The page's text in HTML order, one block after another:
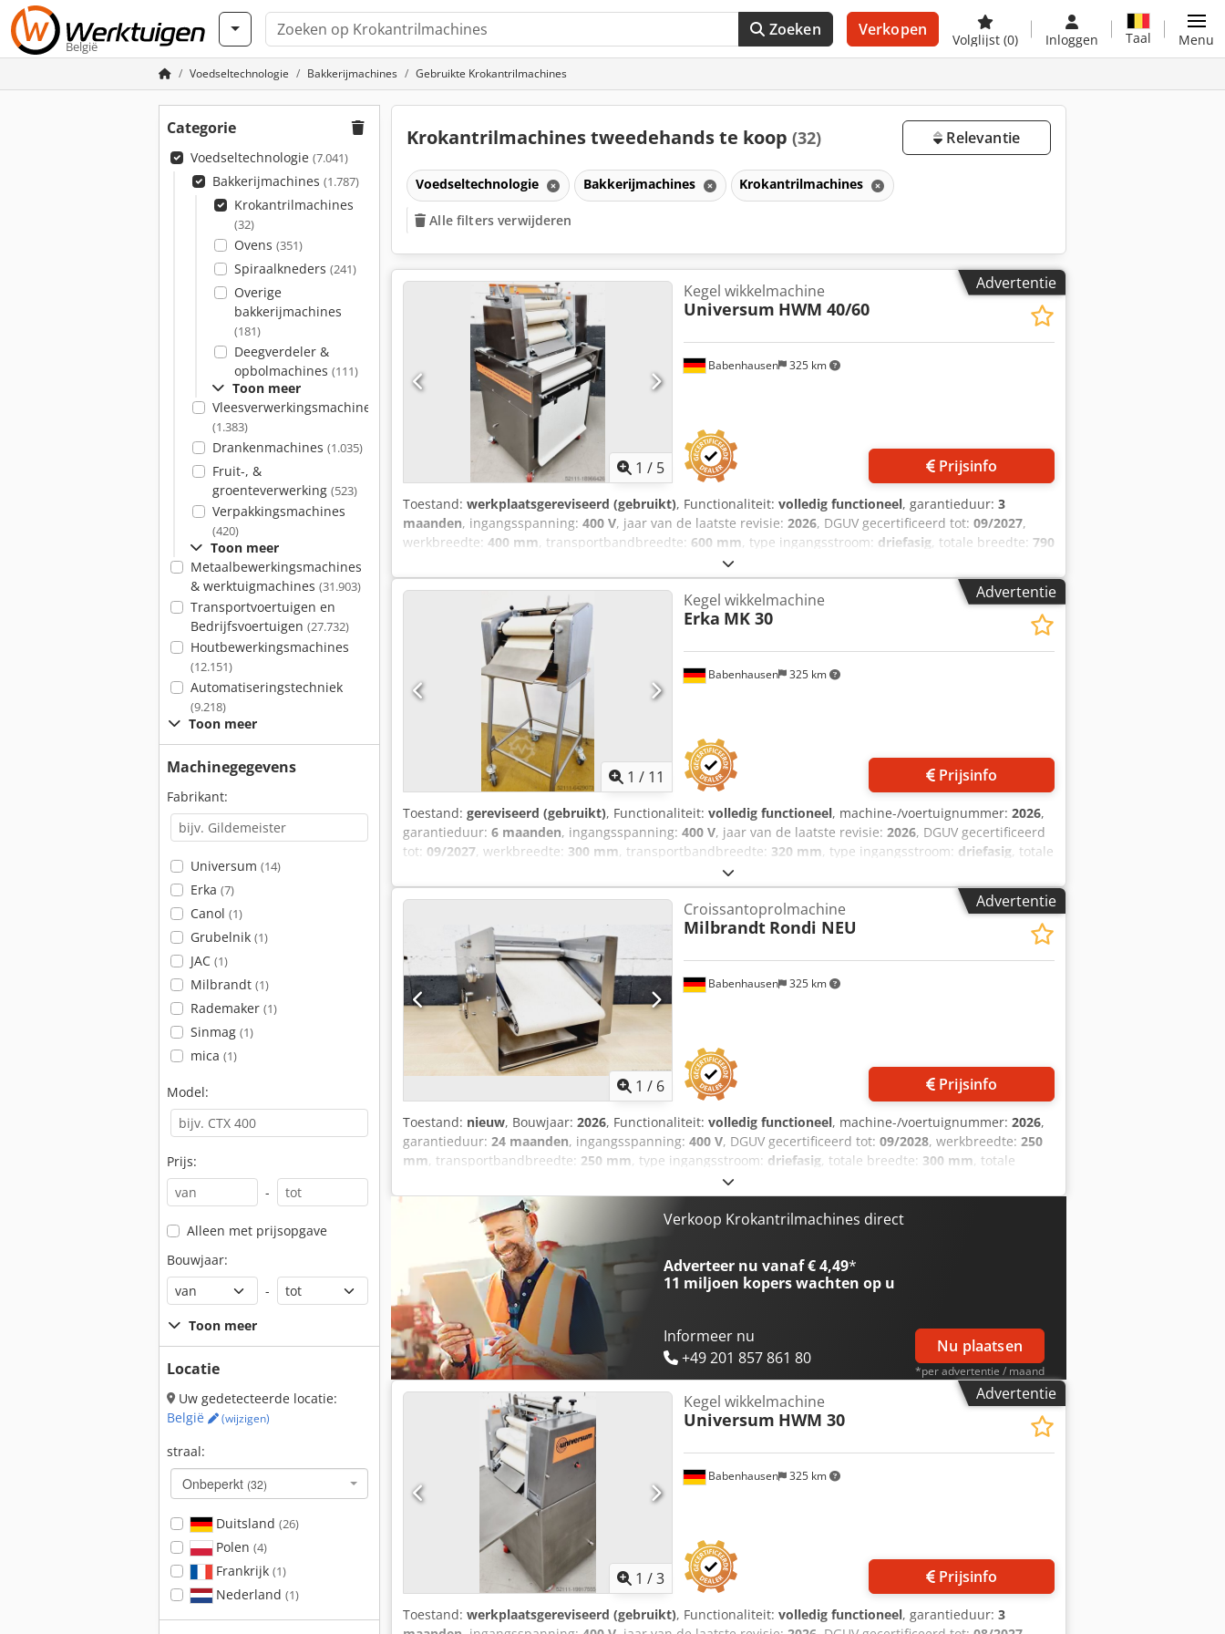
België
Zoeken Verkopen
Volglijst (0) Inloggen Taal Menu
Voedseltechnologie Bakkerijmachines Gebruikte Krokantrilmachines
Categorie
Voedseltechnologie (7.041)
Bakkerijmachines (1.787)
Krokantrilmachines
(32)
Ovens (351)
Spiraalkneders (241)
Overige
bakkerijmachines
(181)
Deegverdeler &
opbolmachines (111)
Toon meer
Vleesverwerkingsmachines
(1.383)
Drankenmachines (1.035)
Fruit-, &
groenteverwerking (523)
Verpakkingsmachines
(420)
Toon meer
Metaalbewerkingsmachines
& werktuigmachines (31.903)
Transportvoertuigen en
Bedrijfsvoertuigen (27.732)
Houtbewerkingsmachines
(12.151)
Automatiseringstechniek
(9.218)
Toon meer
Machinegegevens
Fabrikant:
Universum (14)
Erka (7)
Canol (1)
Grubelnik (1)
JAC (1)
Milbrandt (1)
Rademaker (1)
Sinmag (1)
mica (1)
Model:
Prijs:
-
Alleen met prijsopgave
Bouwjaar:
-
Toon meer
Locatie
Uw gedetecteerde locatie:
België
(wijzigen)
straal:
Onbeperkt (32)
Duitsland (26)
Polen (4)
Frankrijk (1)
Nederland (1)
Krokantrilmachines tweedehands te koop (32) Relevantie
Voedseltechnologie Bakkerijmachines Krokantrilmachines
Alle filters verwijderen
Advertentie
1 / 5
Babenhausen 325 km
Kegel wikkelmachine
Universum HWM 40/60
Prijsinfo
Toestand: werkplaatsgereviseerd (gebruikt), Functionaliteit: volledig functioneel, garantieduur: 3
maanden, ingangsspanning: 400 V, jaar van de laatste revisie: 2026, DGUV gecertificeerd tot: 09/2027,
werkbreedte: 400 mm, transportbandbreedte: 600 mm, type ingangsstroom: driefasig, totale breedte: 790
1.300 mm, TOP-wikkelmachine Universum Kasper, model:
HWM 40/60 voor alle soorten stokbrood, zoals korenstengels, pretzels en zoutstengels, enz. Universele
combinatie-wikkelmachine voor alle soorten deeg, geschikt voor het wikkelen en uitrollen Wikkelmachine
voor hoorntjes, met een uitrolmechanisme aan de onderkant robuuste technologie machine is verrijdbaar
aansluiting 400V, 16A-CEE stekker afmetingen: 790 x 820 x 1300 mm (b x d x h) gebruikte machine,
gereviseerd met garantie + onderdelenservice Opties: met afzuiging servicepakket bezorgservice
onderhoudscontract Codpfxewc H R Is Af Deha onderdelenkit instructie en inbedrijfstelling Bezoek onze
grote tentoonstelling van hoorntjeswikkelmachines!
Advertentie
1 / 11
Babenhausen 325 km
Kegel wikkelmachine
Erka MK 30
Prijsinfo
Toestand: gereviseerd (gebruikt), Functionaliteit: volledig functioneel, machine-/voertuignummer: 2026,
garantieduur: 6 maanden, ingangsspanning: 400 V, jaar van de laatste revisie: 2026, DGUV gecertificeerd
tot: 09/2027, werkbreedte: 300 mm, transportbandbreedte: 320 mm, type ingangsstroom: driefasig, totale
, TOP-machine voor het oprollen van croissantdeeg Chodpfx Afshfhpvo Dea Deeggewicht tot
ca. 250 gram voor alle soorten broodstengels, zoals korenstengels en zoute stengels universele
oprolmachine eenvoudige, robuuste technologie invoerslede met veiligheidsreling mobiele
croissantoprolmachine aansluiting 400V, 16A-CEE-stekker gebruikte machine, gereviseerd en SAB-gekeurd
met garantie + onderdelenvoorziening Optie: onderhoudscontract bezorgservice instructie en
inbedrijfstelling Bezoek onze grote opslag met bakkerijmachines, waar u een ruime keuze aan
croissantoprolmachines vindt!
Advertentie
1 / 6
Babenhausen 325 km
Croissantoprolmachine
Milbrandt Rondi NEU
Prijsinfo
Toestand: nieuw, Bouwjaar: 2026, Functionaliteit: volledig functioneel, machine-/voertuignummer: 2026,
garantieduur: 24 maanden, ingangsspanning: 400 V, DGUV gecertificeerd tot: 09/2028, werkbreedte: 250
mm, transportbandbreedte: 250 mm, type ingangsstroom: driefasig, totale breedte: 300 mm, totale
, NIEUW +++ NIEUW Croissantvormachine +++ NIEUW TOP-model:
Rondi Croissantroller Cedpfxetpl Ure Af Doha Uitvoering in roestvrij staal Tafelmodel voor de efficiënte
productie van croissants Eenvoudige bediening Voor croissants zonder vulling Capaciteit tot 700 stuks/uur
Alleen bij ons: DGUV V3-gecertificeerd (elektrisch) Aansluiting 400V, 16A-CEE-stekker Afmetingen: 300 x
450 x 270 mm (D x B x H) NIEUWE machine & SAB-gecontroleerd Met garantie + reserveonderdelenservice
Opties: Bezorgservice Lease- en huurservice Transportband Onderhoudscontract Servicepakket
Reserveonderdelenkist Veel andere bakkerijmachines op voorraad!
Verkoop Krokantrilmachines direct
Adverteer nu vanaf € 4,49*
11 miljoen koperswachten op u
Informeer nu
+49 201 857 861 80
Nu plaatsen
*per advertentie / maand
Advertentie
1 /3
Babenhausen 325 km
Kegel wikkelmachine
Universum HWM 30
Prijsinfo
Toestand: werkplaatsgereviseerd (gebruikt), Functionaliteit: volledig functioneel, garantieduur: 3